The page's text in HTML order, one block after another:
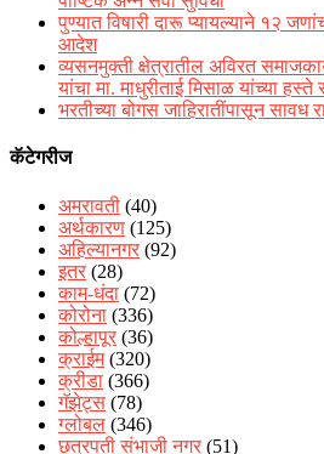
पुण्यात विषारी दारू प्यायल्याने १२
आदेश
व्यसनमुक्ती क्षेत्रातील अविरत
यांचा मा. माधुरीताई मिसाळ यांच्या हस्ते
भरतीच्या बोगस जाहिरातींपासून सावध
कॅटेगरीज
अमरावती (40)
अर्थकारण (125)
अहिल्यानगर (92)
इतर (28)
काम-धंदा (72)
कोरोना (336)
कोल्हापूर (36)
क्राईम(320)
क्रीडा (366)
गॅझेट्स (78)
ग्लोबल (346)
छत्रपती संभाजी नगर (51)